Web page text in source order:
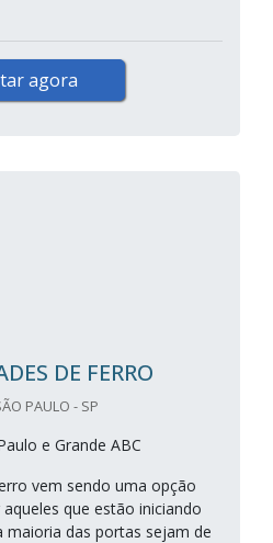
agora
DE FERRO
PAULO - SP
e Grande ABC
vem sendo uma opção
que estão iniciando
maioria das portas sejam de